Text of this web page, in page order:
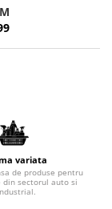
variata
de produse pentru
din sectorul auto si